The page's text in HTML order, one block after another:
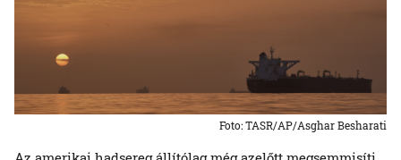
Foto: TASR/AP/Asghar Besharati